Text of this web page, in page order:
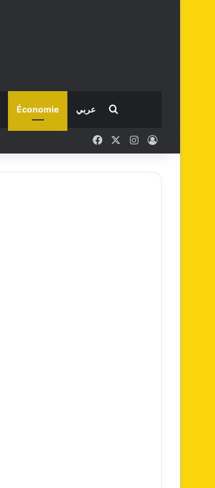
Économie عربي Rechercher
FacebookInstagramConnexion